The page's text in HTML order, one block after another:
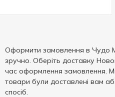
Оформити замовлення в Чудо
зручно. Оберіть доставку
час оформлення замовлення.
товари були доставлені вам
спосіб.